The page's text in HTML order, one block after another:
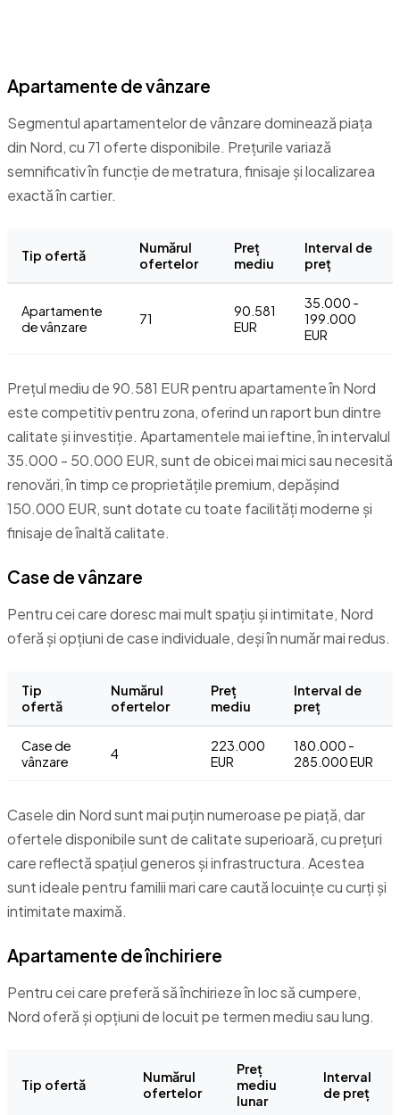
Apartamente de vânzare
Segmentul apartamentelor de vânzare dominează piața
din Nord, cu 71 oferte disponibile. Prețurile variază
semnificativ în funcție de metratura, finisaje și localizarea
exactă în cartier.
Tip ofertă
Numărul
ofertelor
Preț
mediu
Interval de
preț
Apartamente
de vânzare
71
90.581
EUR
35.000 -
199.000
EUR
Prețul mediu de 90.581 EUR pentru apartamente în Nord
este competitiv pentru zona, oferind un raport bun dintre
calitate și investiție. Apartamentele mai ieftine, în intervalul
35.000 - 50.000 EUR, sunt de obicei mai mici sau necesită
renovări, în timp ce proprietățile premium, depășind
150.000 EUR, sunt dotate cu toate facilități moderne și
finisaje de înaltă calitate.
Case de vânzare
Pentru cei care doresc mai mult spațiu și intimitate, Nord
oferă și opțiuni de case individuale, deși în număr mai redus.
Tip
ofertă
Numărul
ofertelor
Preț
mediu
Interval de
preț
Case de
vânzare
4
223.000
EUR
180.000 -
285.000 EUR
Casele din Nord sunt mai puțin numeroase pe piață, dar
ofertele disponibile sunt de calitate superioară, cu prețuri
care reflectă spațiul generos și infrastructura. Acestea
sunt ideale pentru familii mari care caută locuințe cu curți și
intimitate maximă.
Apartamente de închiriere
Pentru cei care preferă să închirieze în loc să cumpere,
Nord oferă și opțiuni de locuit pe termen mediu sau lung.
Tip ofertă
Numărul
ofertelor
Preț
mediu
lunar
Interval
de preț